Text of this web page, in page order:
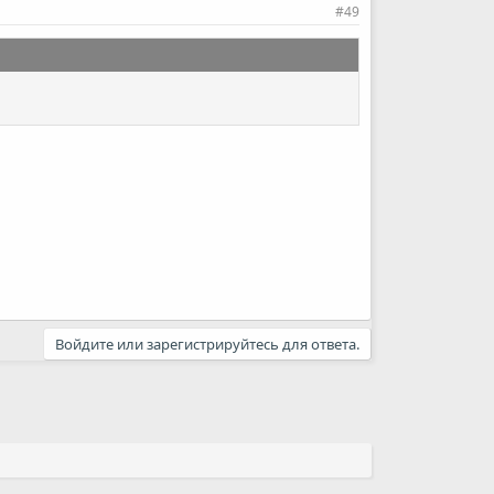
#49
Войдите или зарегистрируйтесь для ответа.